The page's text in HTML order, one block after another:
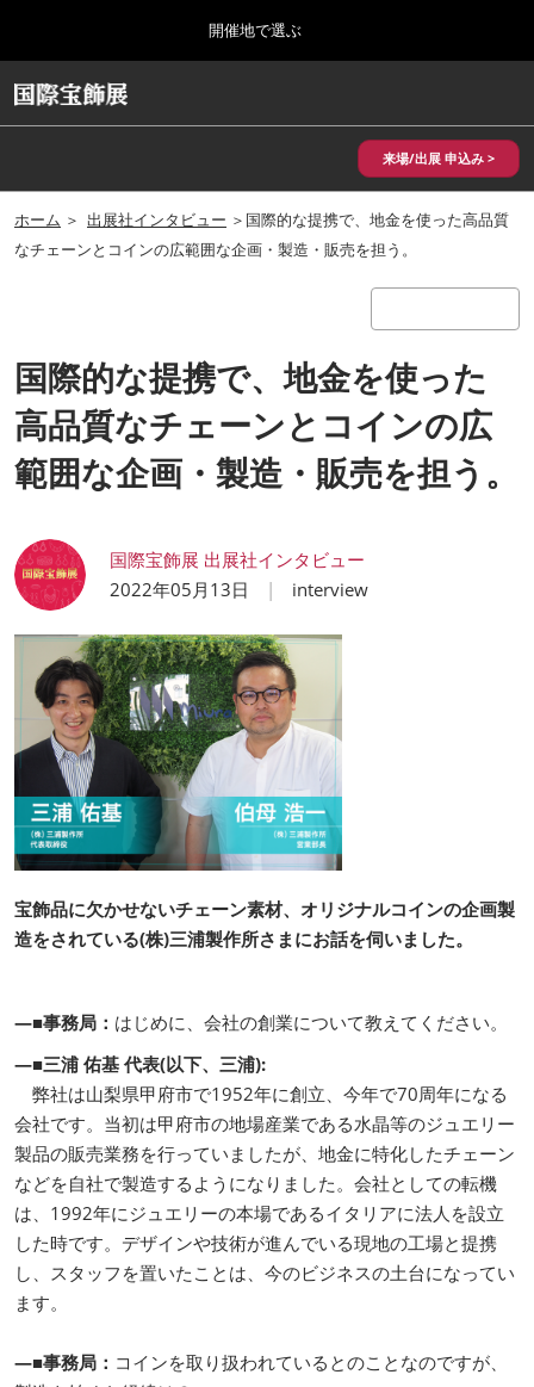
プ
し
進
む
to
close
the
開催地で選ぶ
2026年10月28日
パシフィコ横浜/Pacifico Yokohama,Japan
幕張メッセ/Makuhari Messe
5月 神戸 国際宝飾展
2027年05月20日
神戸国際展示場/ Kobe International Exhibition Hall, Japan
ー
ナ
ビ
ゲ
ー
り
た
た
む
来場/出展 申込み >
ホーム ＞ 出展社インタビュー ＞国際的な提携で、地金を使った高品質
なチェーンとコインの広範囲な企画・製造・販売を担う。
国際的な提携で、地金を使った
高品質なチェーンとコインの広
範囲な企画・製造・販売を担う。
国際宝飾展 出展社インタビュー
2022年05月13日
interview
宝飾品に欠かせないチェーン素材、オリジナルコインの企画製
造をされている(株)三浦製作所さまにお話を伺いました。
―■事務局： はじめに、会社の創業について教えてください。
―■三浦 佑基 代表(以下、三浦):
弊社は山梨県甲府市で1952年に創立、今年で70周年になる
会社です。当初は甲府市の地場産業である水晶等のジュエリー
製品の販売業務を行っていましたが、地金に特化したチェーン
などを自社で製造するようになりました。会社としての転機
は、1992年にジュエリーの本場であるイタリアに法人を設立
した時です。デザインや技術が進んでいる現地の工場と提携
し、スタッフを置いたことは、今のビジネスの土台になってい
ます。
―■事務局： コインを取り扱われているとのことなのですが、